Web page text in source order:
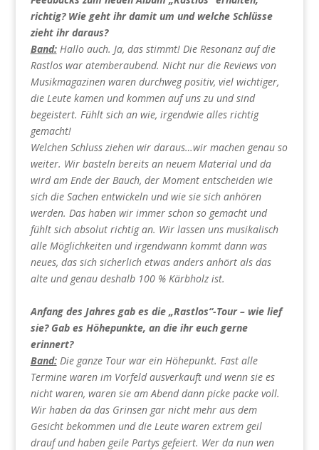
richtig? Wie geht ihr damit um und welche Schlüsse
zieht ihr daraus?
Band:Hallo auch. Ja, das stimmt! Die Resonanz auf die
Rastlos war atemberaubend. Nicht nur die Reviews von
Musikmagazinen waren durchweg positiv, viel wichtiger,
die Leute kamen und kommen auf uns zu und sind
begeistert. Fühlt sich an wie, irgendwie alles richtig
gemacht!
Welchen Schluss ziehen wir daraus…wir machen genau so
weiter. Wir basteln bereits an neuem Material und da
wird am Ende der Bauch, der Moment entscheiden wie
sich die Sachen entwickeln und wie sie sich anhören
werden. Das haben wir immer schon so gemacht und
fühlt sich absolut richtig an. Wir lassen uns musikalisch
alle Möglichkeiten und irgendwann kommt dann was
neues, das sich sicherlich etwas anders anhört als das
alte und genau deshalb 100 % Kärbholz ist.
Anfang des Jahres gab es die „Rastlos“-Tour – wie lief
sie? Gab es Höhepunkte, an die ihr euch gerne
erinnert?
Band:Die ganze Tour war ein Höhepunkt. Fast alle
Termine waren im Vorfeld ausverkauft und wenn sie es
nicht waren, waren sie am Abend dann picke packe voll.
Wir haben da das Grinsen gar nicht mehr aus dem
Gesicht bekommen und die Leute waren extrem geil
drauf und haben geile Partys gefeiert. Wer da nun wen